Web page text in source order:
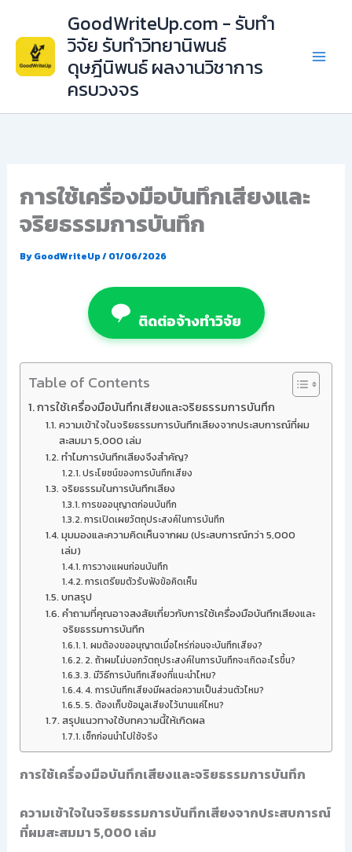
content
GoodWriteUp.com - รับทำ
วิจัย รับทำวิทยานิพนธ์
ดุษฎีนิพนธ์ ผลงานวิชาการ
ครบวงจร
การใช้เครื่องมือบันทึกเสียงและ
จริยธรรมการบันทึก
ByGoodWriteUp/01/06/2026
ติดต่อจ้างทำวิจัย
Table of Contents
การใช้เครื่องมือบันทึกเสียงและจริยธรรมการบันทึก
ความเข้าใจในจริยธรรมการบันทึกเสียงจากประสบการณ์ที่ผม
สะสมมา 5,000 เล่ม
ทำไมการบันทึกเสียงจึงสำคัญ?
ประโยชน์ของการบันทึกเสียง
จริยธรรมในการบันทึกเสียง
การขออนุญาตก่อนบันทึก
การเปิดเผยวัตถุประสงค์ในการบันทึก
มุมมองและความคิดเห็นจากผม (ประสบการณ์กว่า 5,000
เล่ม)
การวางแผนก่อนบันทึก
การเตรียมตัวรับฟังข้อคิดเห็น
บทสรุป
คำถามที่คุณอาจสงสัยเกี่ยวกับการใช้เครื่องมือบันทึกเสียงและ
จริยธรรมการบันทึก
1. ผมต้องขออนุญาตเมื่อไหร่ก่อนจะบันทึกเสียง?
2. ถ้าผมไม่บอกวัตถุประสงค์ในการบันทึกจะเกิดอะไรขึ้น?
3. มีวิธีการบันทึกเสียงที่แนะนำไหม?
4. การบันทึกเสียงมีผลต่อความเป็นส่วนตัวไหม?
5. ต้องเก็บข้อมูลเสียงไว้นานแค่ไหน?
สรุปแนวทางใช้บทความนี้ให้เกิดผล
เช็กก่อนนำไปใช้จริง
การใช้เครื่องมือบันทึกเสียงและจริยธรรมการบันทึก
ความเข้าใจในจริยธรรมการบันทึกเสียงจากประสบการณ์
ที่ผมสะสมมา 5,000 เล่ม